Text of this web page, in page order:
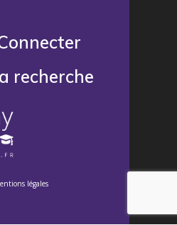
recherche
légales